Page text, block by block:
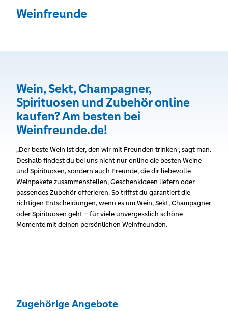
Weinfreunde
Wein, Sekt, Champagner,
Spirituosen und Zubehör online
kaufen? Am besten bei
Weinfreunde.de!
„Der beste Wein ist der, den wir mit Freunden trinken“, sagt man.
Deshalb findest du bei uns nicht nur online die besten Weine
und Spirituosen, sondern auch Freunde, die dir liebevolle
Weinpakete zusammenstellen, Geschenkideen liefern oder
passendes Zubehör offerieren. So triffst du garantiert die
richtigen Entscheidungen, wenn es um Wein, Sekt, Champagner
oder Spirituosen geht – für viele unvergesslich schöne
Momente mit deinen persönlichen Weinfreunden.
Zugehörige Angebote